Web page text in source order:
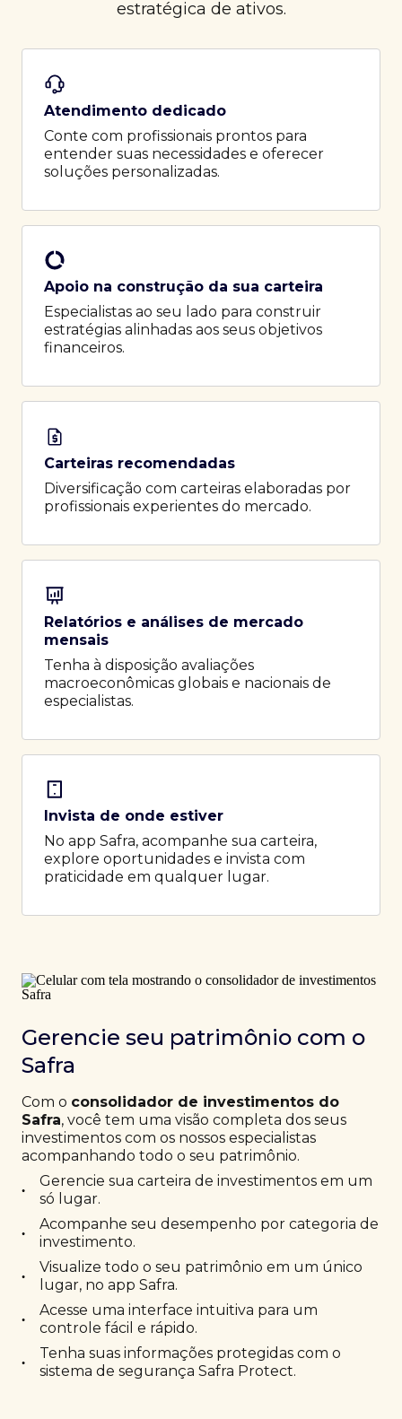
estratégica de ativos.
Atendimento dedicado
Conte com profissionais prontos para
entender suas necessidades e oferecer
soluções personalizadas.
Apoio na construção da sua carteira
Especialistas ao seu lado para construir
estratégias alinhadas aos seus objetivos
financeiros.
Carteiras recomendadas
Diversificação com carteiras elaboradas por
profissionais experientes do mercado.
Relatórios e análises de mercado
mensais
Tenha à disposição avaliações
macroeconômicas globais e nacionais de
especialistas.
Invista de onde estiver
No app Safra, acompanhe sua carteira,
explore oportunidades e invista com
praticidade em qualquer lugar.
Gerencie seu patrimônio com o
Safra
Com o consolidador de investimentos do
Safra, você tem uma visão completa dos seus
investimentos com os nossos especialistas
acompanhando todo o seu patrimônio.
•
Gerencie sua carteira de investimentos em um
só lugar.
•
Acompanhe seu desempenho por categoria de
investimento.
•
Visualize todo o seu patrimônio em um único
lugar, no app Safra.
•
Acesse uma interface intuitiva para um
controle fácil e rápido.
•
Tenha suas informações protegidas com o
sistema de segurança Safra Protect.